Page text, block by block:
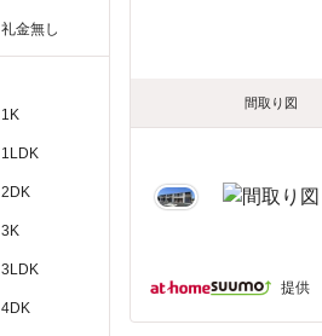
礼金無し
1K
1LDK
2DK
3K
3LDK
4DK
間取り図
提供